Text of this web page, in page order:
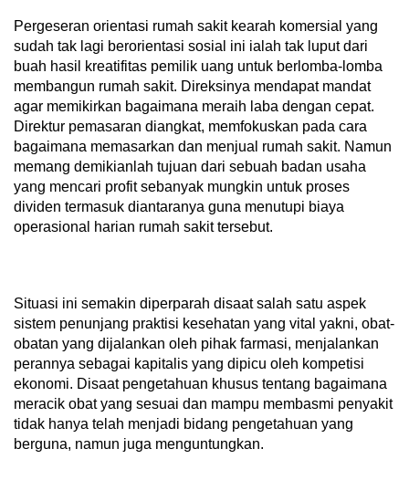
Pergeseran orientasi rumah sakit kearah komersial yang
sudah tak lagi berorientasi sosial ini ialah tak luput dari
buah hasil kreatifitas pemilik uang untuk berlomba-lomba
membangun rumah sakit. Direksinya mendapat mandat
agar memikirkan bagaimana meraih laba dengan cepat.
Direktur pemasaran diangkat, memfokuskan pada cara
bagaimana memasarkan dan menjual rumah sakit. Namun
memang demikianlah tujuan dari sebuah badan usaha
yang mencari profit sebanyak mungkin untuk proses
dividen termasuk diantaranya guna menutupi biaya
operasional harian rumah sakit tersebut.
Situasi ini semakin diperparah disaat salah satu aspek
sistem penunjang praktisi kesehatan yang vital yakni, obat-
obatan yang dijalankan oleh pihak farmasi, menjalankan
perannya sebagai kapitalis yang dipicu oleh kompetisi
ekonomi. Disaat pengetahuan khusus tentang bagaimana
meracik obat yang sesuai dan mampu membasmi penyakit
tidak hanya telah menjadi bidang pengetahuan yang
berguna, namun juga menguntungkan.